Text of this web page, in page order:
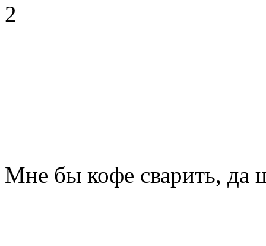
2
Мне бы кофе сварить, да